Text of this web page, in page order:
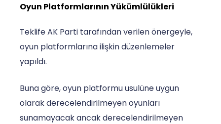
Oyun Platformlarının Yükümlülükleri
Teklife AK Parti tarafından verilen önergeyle,
oyun platformlarına ilişkin düzenlemeler
yapıldı.
Buna göre, oyun platformu usulüne uygun
olarak derecelendirilmeyen oyunları
sunamayacak ancak derecelendirilmeyen